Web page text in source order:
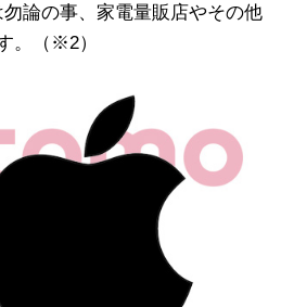
論の事、家電量販店やその他
。（※2）